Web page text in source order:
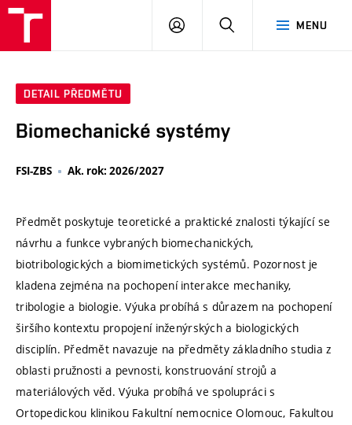
MENU
PŘIHLÁSIT
DETAIL PŘEDMĚTU
Biomechanické systémy
FSI-ZBS Ak. rok: 2026/2027
Předmět poskytuje teoretické a praktické znalosti týkající se
návrhu a funkce vybraných biomechanických,
biotribologických a biomimetických systémů. Pozornost je
kladena zejména na pochopení interakce mechaniky,
tribologie a biologie. Výuka probíhá s důrazem na pochopení
širšího kontextu propojení inženýrských a biologických
disciplín. Předmět navazuje na předměty základního studia z
oblasti pružnosti a pevnosti, konstruování strojů a
materiálových věd. Výuka probíhá ve spolupráci s
Ortopedickou klinikou Fakultní nemocnice Olomouc, Fakultou